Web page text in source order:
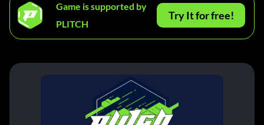
Game is supported by
PLITCH
Try It for free!